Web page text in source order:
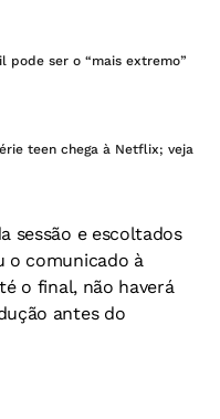
pode ser o “mais extremo”
teen chega à Netflix; veja
sessão e escoltados
o comunicado à
o final, não haverá
antes do